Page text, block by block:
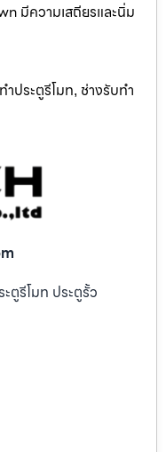
มีความเสถียรและนิ่ม
ำประตูรีโมท, ช่างรับทำ
ตูรีโมท ประตูรั้ว